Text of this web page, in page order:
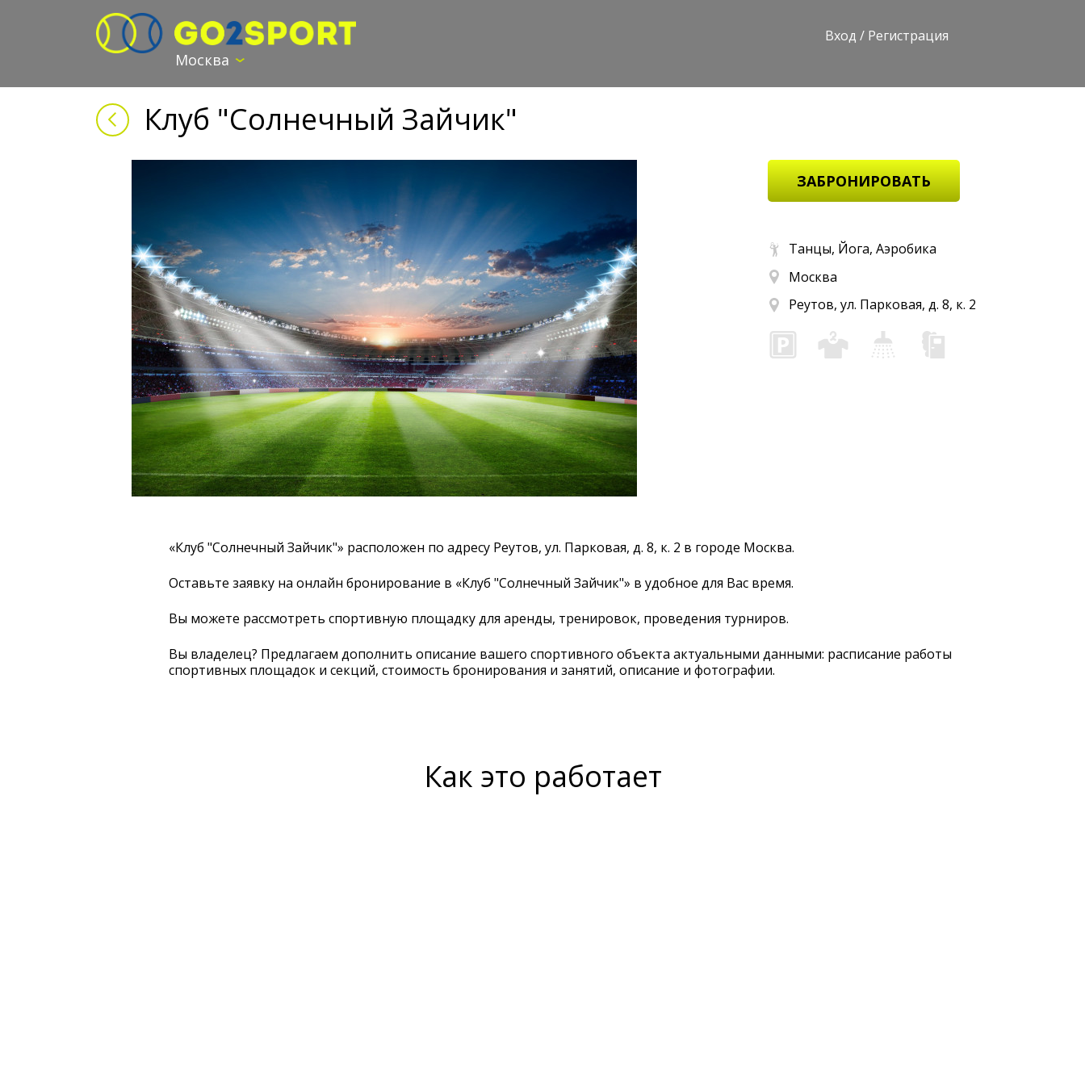
Москва
Вход / Регистрация
Клуб "Солнечный Зайчик"
ЗАБРОНИРОВАТЬ
Танцы, Йога, Аэробика
Москва
Реутов, ул. Парковая, д. 8, к. 2
«Клуб "Солнечный Зайчик"» расположен по адресу Реутов, ул. Парковая, д. 8, к. 2 в городе Москва.
Оставьте заявку на онлайн бронирование в «Клуб "Солнечный Зайчик"» в удобное для Вас время.
Вы можете рассмотреть спортивную площадку для аренды, тренировок, проведения турниров.
Вы владелец? Предлагаем дополнить описание вашего спортивного объекта актуальными данными: расписание работы
спортивных площадок и секций, стоимость бронирования и занятий, описание и фотографии.
Как это работает